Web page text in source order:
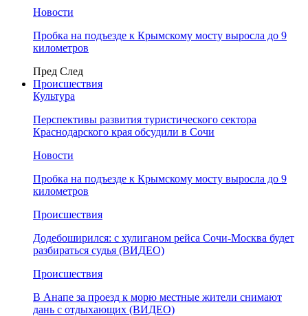
Новости
Пробка на подъезде к Крымскому мосту выросла до 9
километров
Пред След
Происшествия
Культура
Перспективы развития туристического сектора
Краснодарского края обсудили в Сочи
Новости
Пробка на подъезде к Крымскому мосту выросла до 9
километров
Происшествия
Додебоширился: с хулиганом рейса Сочи-Москва будет
разбираться судья (ВИДЕО)
Происшествия
В Анапе за проезд к морю местные жители снимают
дань с отдыхающих (ВИДЕО)